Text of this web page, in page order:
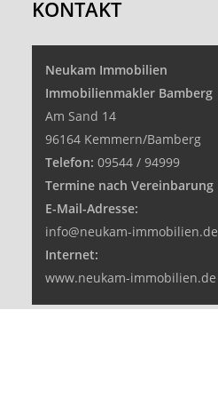
KONTAKT
Neukam Immobilien
Immobilienmakler Bamberg
Am Sand 14
96164 Kemmern/Bamberg
Telefon: 09544 / 94999
Termine nach Vereinbarung
E-Mail-Adresse:
info@neukam-immobilien.de
Internet:
www.neukam-immobilien.de